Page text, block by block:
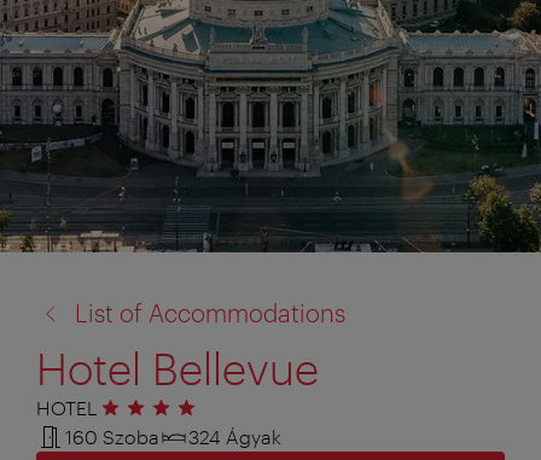
a:
List of Accommodations
Hotel Bellevue
HOTEL 4 csillag
160 Szoba
324 Ágyak